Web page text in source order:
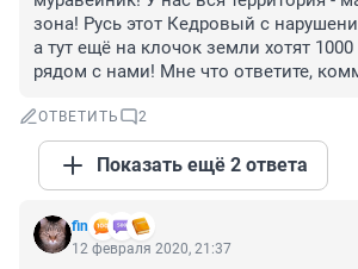
зона! Русь этот Кедровый с
а тут ещё на клочок земли хотят 1000
рядом с нами! Мне что ответите,
ОТВЕТИТЬ 2
Показать ещё 2 ответа
fin
12 февраля 2020, 21:37